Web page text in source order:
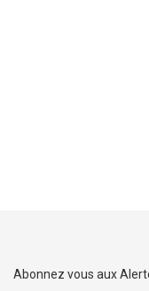
Abonnez vous aux